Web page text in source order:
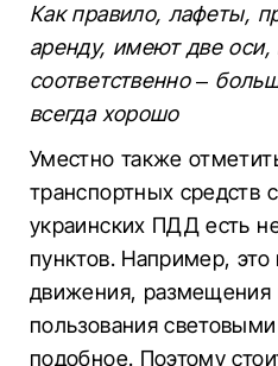
Как правило, лафеты,
аренду, имеют две
соответственно–
всегда хорошо
Уместно также
транспортных средств
украинских ПДД есть
пунктов. Например, это
движения, размещения
пользования
подобное. Поэтому